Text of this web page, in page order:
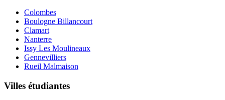
Colombes
Boulogne Billancourt
Clamart
Nanterre
Issy Les Moulineaux
Gennevilliers
Rueil Malmaison
Villes étudiantes